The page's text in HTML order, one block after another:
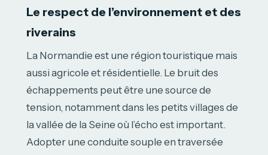
Le respect de l’environnement et des
riverains
La Normandie est une région touristique mais
aussi agricole et résidentielle. Le bruit des
échappements peut être une source de
tension, notamment dans les petits villages de
la vallée de la Seine où l’écho est important.
Adopter une conduite souple en traversée